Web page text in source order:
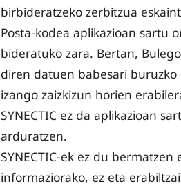
birbideratzeko zerbitzua
Posta-kodea aplikazioan sartu
bideratuko zara. Bertan,
diren datuen babesari
izango zaizkizun horien
SYNECTIC ez da aplikazioan
arduratzen.
SYNECTIC-ek ez du
informaziorako, ez eta